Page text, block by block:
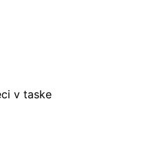
v taske